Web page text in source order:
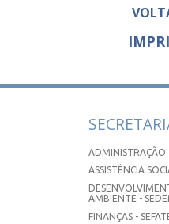
ADMINISTRAÇÃO
ASSISTÊNCIA
AMBIENTE -
FINANÇAS -